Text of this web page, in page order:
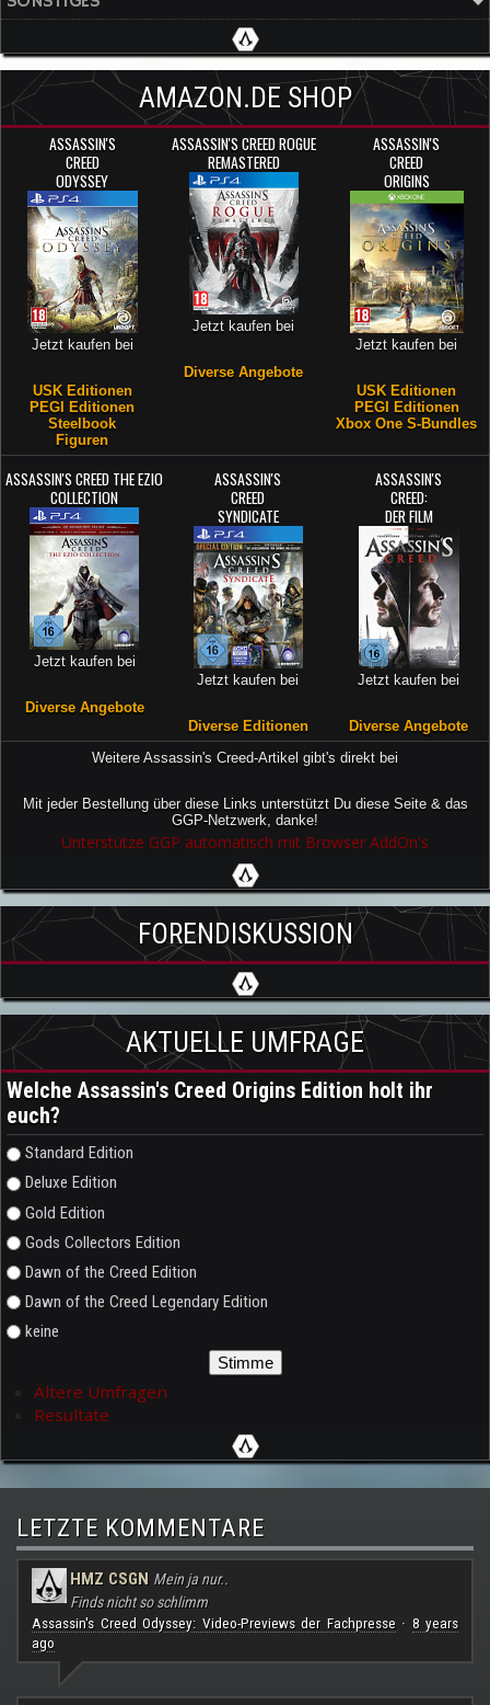
AMAZON.DE SHOP
ASSASSIN'S
CREED
ODYSSEY
Jetzt kaufen bei
USK Editionen
PEGI Editionen
Steelbook
Figuren
ASSASSIN'S CREED ROGUE
REMASTERED
Jetzt kaufen bei
Diverse Angebote
ASSASSIN'S
CREED
ORIGINS
Jetzt kaufen bei
USK Editionen
PEGI Editionen
Xbox One S-Bundles
ASSASSIN'S CREED THE EZIO
COLLECTION
Jetzt kaufen bei
Diverse Angebote
ASSASSIN'S
CREED
SYNDICATE
Jetzt kaufen bei
Diverse Editionen
ASSASSIN'S
CREED:
DER FILM
Jetzt kaufen bei
Diverse Angebote
Weitere Assassin's Creed-Artikel gibt's direkt bei
Mit jeder Bestellung über diese Links unterstützt Du diese Seite & das
GGP-Netzwerk, danke!
Unterstütze GGP automatisch mit Browser AddOn's
FORENDISKUSSION
AKTUELLE UMFRAGE
Welche Assassin's Creed Origins Edition holt ihr
euch?
Auswahlmöglichkeiten
Standard Edition
Deluxe Edition
Gold Edition
Gods Collectors Edition
Dawn of the Creed Edition
Dawn of the Creed Legendary Edition
keine
Ältere Umfragen
Resultate
LETZTE KOMMENTARE
HMZ CSGN Mein ja nur..
Finds nicht so schlimm
Assassin's Creed Odyssey: Video-Previews der Fachpresse· 8 years
ago